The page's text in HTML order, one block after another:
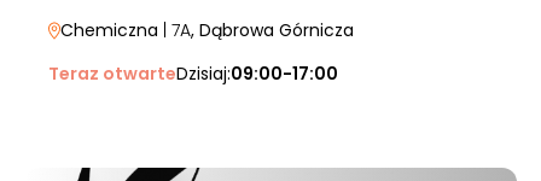
Chemiczna | 7A, Dąbrowa Górnicza
Teraz otwarteDzisiaj:09:00-17:00